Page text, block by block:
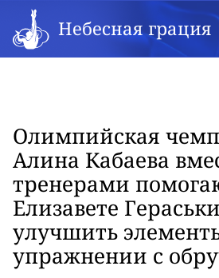
Небесная грация
Олимпийская
Алина Кабаева
тренерами
Елизавете
улучшить
упражнении с